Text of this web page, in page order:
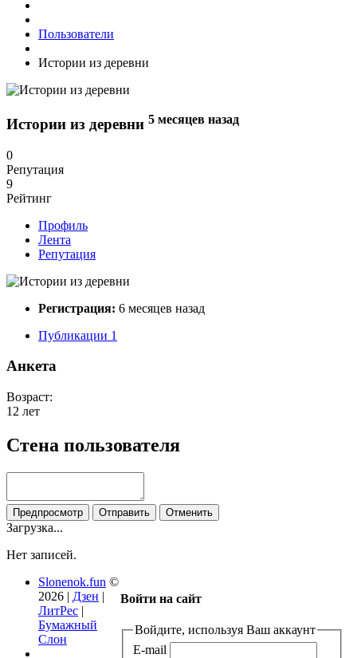
Пользователи
Истории из деревни
Истории из деревни 5 месяцев назад
0
Репутация
9
Рейтинг
Профиль
Лента
Репутация
Регистрация: 6 месяцев назад
Публикации 1
Анкета
Возраст:
12 лет
Стена пользователя
Загрузка...
Нет записей.
Войти на сайт
Войдите, используя Ваш аккаунт
E-mail
Slonenok.fun ©
2026 | Дзен |
ЛитРес |
Бумажный
Слон